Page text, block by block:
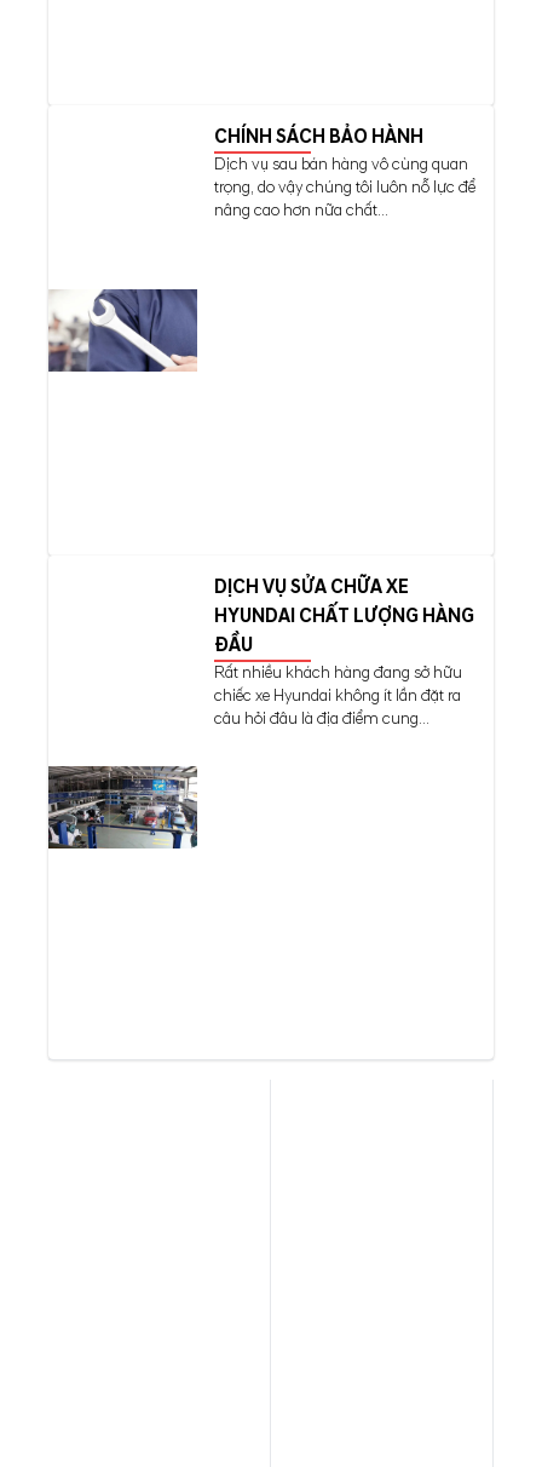
CHÍNH SÁCH BẢO HÀNH
Dịch vụ sau bán hàng vô cùng quan
trọng, do vậy chúng tôi luôn nỗ lực để
nâng cao hơn nữa chất...
DỊCH VỤ SỬA CHỮA XE
HYUNDAI CHẤT LƯỢNG HÀNG
ĐẦU
Rất nhiều khách hàng đang sở hữu
chiếc xe Hyundai không ít lần đặt ra
câu hỏi đâu là địa điểm cung...